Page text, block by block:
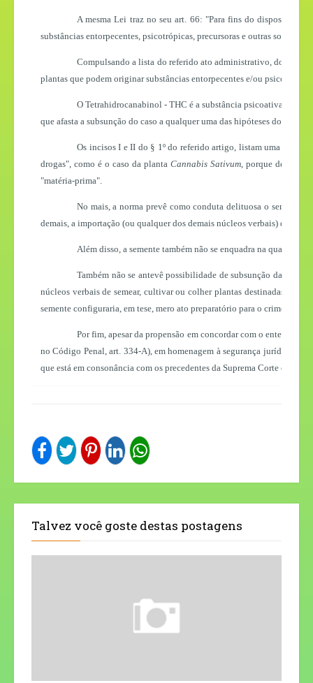
A mesma Lei traz no seu art. 66: "Para fins do disposto no
substâncias entorpecentes, psicotrópicas, precursoras e outras sob
Compulsando a lista do referido ato administrativo, do que
plantas que podem originar substâncias entorpecentes e/ou
O Tetrahidrocanabinol - THC é a substância psicoativa
que afasta a subsunção do caso a qualquer uma das hipóteses do art. 33,
Os incisos I e II do § 1º do referido artigo, listam uma série
drogas", como é o caso da plantaCannabis Sativum, porque dela se
"matéria-prima".
No mais, a norma prevê como conduta delituosa o semeio,
demais, a importação (ou qualquer dos demais núcleos verbais) da
Além disso, a semente também não se enquadra na
Também não se antevê possibilidade de subsunção da
núcleos verbais de semear, cultivar ou colher plantas destinadas à
semente configuraria, em tese, mero ato preparatório para o crime do
Por fim, apesar da propensão em concordar com o
no Código Penal, art. 334-A), em homenagem à segurança jurídica e
que está em consonância com os precedentes da Suprema Corte e que
Talvez você goste destas postagens